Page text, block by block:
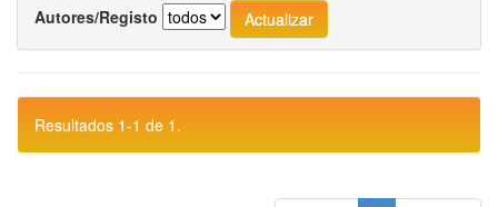
Autores/Registo
Resultados 1-1 de 1.